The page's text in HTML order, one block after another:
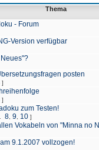
Thema
- Forum
Version verfügbar
posten
]
]
zum Testen!
8 9 10 ]
Vokabeln von "Minna no
9.1.2007 vollzogen!